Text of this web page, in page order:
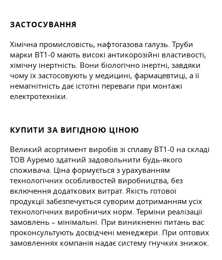
ЗАСТОСУВАННЯ
Хімічна промисловість, нафтогазова галузь. Труби
марки ВТ1-0 мають високі антикорозійні властивості,
хімічну інертність. Вони біологічно інертні, завдяки
чому їх застосовують у медицині, фармацевтиці, а її
немагнітність дає істотні переваги при монтажі
електротехніки.
КУПИТИ ЗА ВИГІДНОЮ ЦІНОЮ
Великий асортимент виробів зі сплаву ВТ1-0 на складі
ТОВ Ауремо здатний задовольнити будь-якого
споживача. Ціна формується з урахуванням
технологічних особливостей виробництва, без
включення додаткових витрат. Якість готової
продукції забезпечується суворим дотриманням усіх
технологічних виробничих норм. Терміни реалізації
замовлень – мінімальні. При виникненні питань вас
проконсультують досвідчені менеджери. При оптових
замовленнях компанія надає систему гнучких знижок.